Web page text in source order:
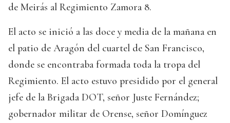
de Meirás al Regimiento Zamora 8.
El acto se inició a las doce y media de la mañana en
el patio de Aragón del cuartel de San Francisco,
donde se encontraba formada toda la tropa del
Regimiento. El acto estuvo presidido por el general
jefe de la Brigada DOT, señor Juste Fernández;
gobernador militar de Orense, señor Domínguez